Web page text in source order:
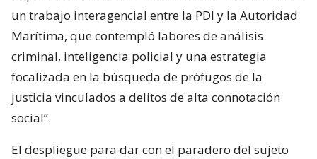
un trabajo interagencial entre la PDI y la Autoridad
Marítima, que contempló labores de análisis
criminal, inteligencia policial y una estrategia
focalizada en la búsqueda de prófugos de la
justicia vinculados a delitos de alta connotación
social”.
El despliegue para dar con el paradero del sujeto